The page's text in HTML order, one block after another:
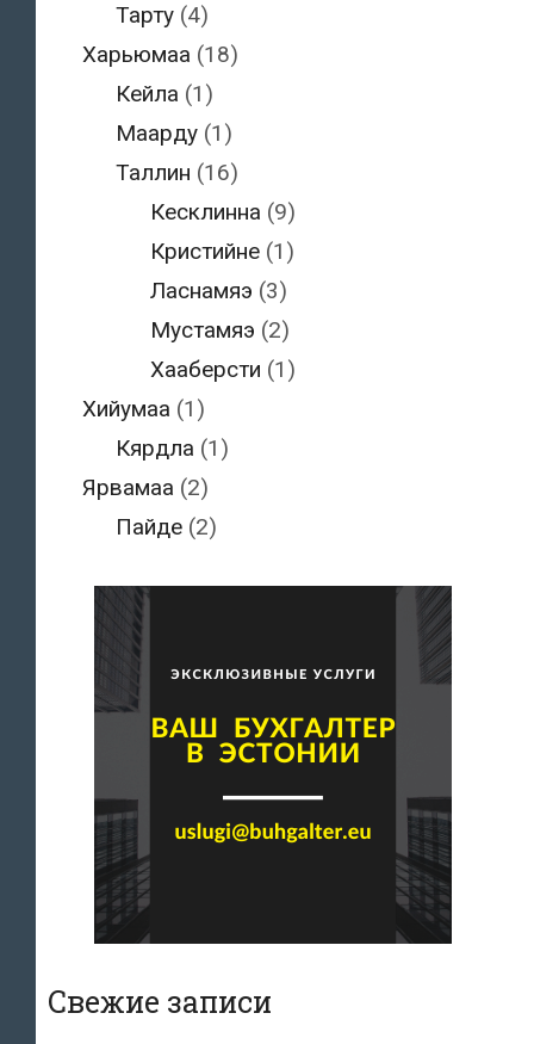
Тарту (4)
Харьюмаа (18)
Кейла (1)
Маарду (1)
Таллин (16)
Кесклинна (9)
Кристийне(1)
Ласнамяэ (3)
Мустамяэ (2)
Хааберсти (1)
Хийумаа (1)
Кярдла (1)
Ярвамаа (2)
Пайде (2)
Свежие записи